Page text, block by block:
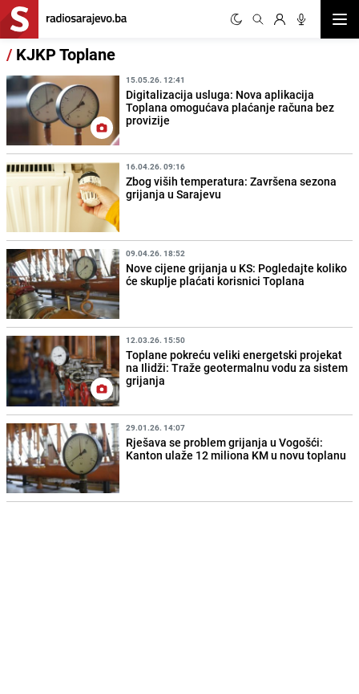
/ KJKP Toplane
15.05.26. 12:41
Digitalizacija usluga: Nova aplikacija
Toplana omogućava plaćanje računa bez
provizije
16.04.26. 09:16
Zbog viših temperatura: Završena sezona
grijanja u Sarajevu
09.04.26. 18:52
Nove cijene grijanja u KS: Pogledajte koliko
će skuplje plaćati korisnici Toplana
12.03.26. 15:50
Toplane pokreću veliki energetski projekat
na Ilidži: Traže geotermalnu vodu za sistem
grijanja
29.01.26. 14:07
Rješava se problem grijanja u Vogošći:
Kanton ulaže 12 miliona KM u novu toplanu